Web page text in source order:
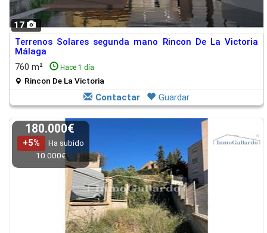
17
Terrenos Solares segunda mano Rincon De La Victoria
Málaga
760 m²
Hace 1 día
Rincon De La Victoria
Contactar Guardar
180.000€
+5%
Ha subido
10.000€